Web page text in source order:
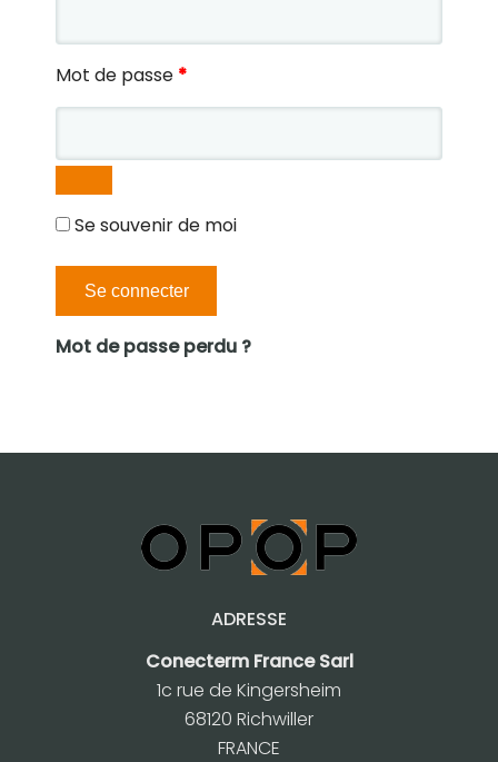
i
a
o
Mot de passe *O
b
i
a
i
e
Se souvenir de moi
Se connecter
Mot de passe perdu ?
ADRESSE
Conecterm France Sarl
1c rue de Kingersheim
68120 Richwiller
FRANCE